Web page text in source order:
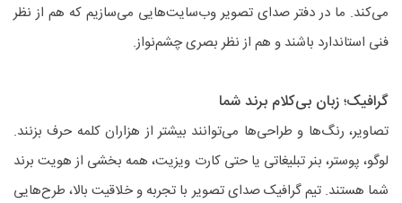
می‌کند. ما در دفتر صدای تصویر وب‌سایت‌هایی می‌سازیم که هم از نظر
فنی استاندارد باشند و هم از نظر بصری چشم‌نواز.
گرافیک؛ زبان بی‌کلام برند شما
تصاویر، رنگ‌ها و طراحی‌ها می‌توانند بیشتر از هزاران کلمه حرف بزنند.
لوگو، پوستر، بنر تبلیغاتی یا حتی کارت ویزیت، همه بخشی از هویت برند
شما هستند. تیم گرافیک صدای تصویر با تجربه و خلاقیت بالا، طرح‌هایی